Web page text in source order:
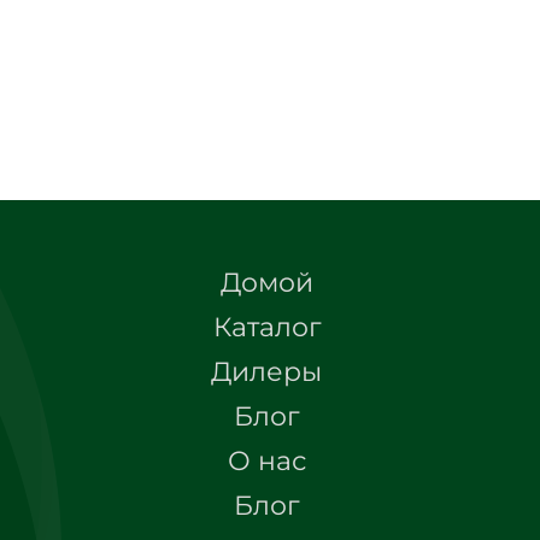
Домой
Каталог
Дилеры
Блог
О нас
Блог